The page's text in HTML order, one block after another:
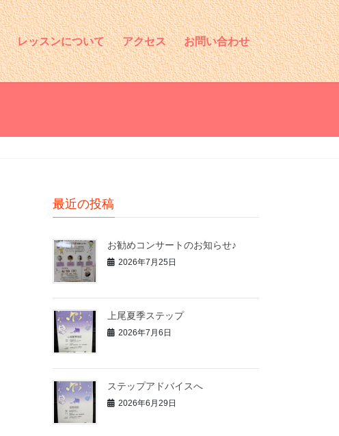
レッスンについて アクセス お問い合わせ
最近の投稿
お勧めコンサートのお知らせ♪
2026年7月25日
上尾夏季ステップ
2026年7月6日
ステップアドバイスへ
2026年6月29日